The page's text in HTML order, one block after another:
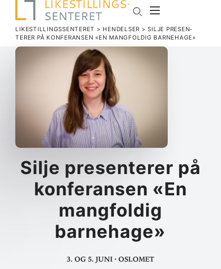
LIKESTILLINGSSENTERET > HENDELSER >SILJE PRE­SEN­
TERER PÅ KON­FE­RANSEN «EN MANG­FOLDIG BARNEHAGE»
Silje pre­sen­terer på
kon­fe­ransen «En
mang­foldig
barnehage»
3. og 5. juni ·OsloMet